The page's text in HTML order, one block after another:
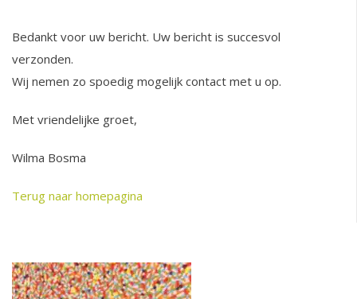
Bedankt voor uw bericht. Uw bericht is succesvol
verzonden.
Wij nemen zo spoedig mogelijk contact met u op.
Met vriendelijke groet,
Wilma Bosma
Terug naar homepagina